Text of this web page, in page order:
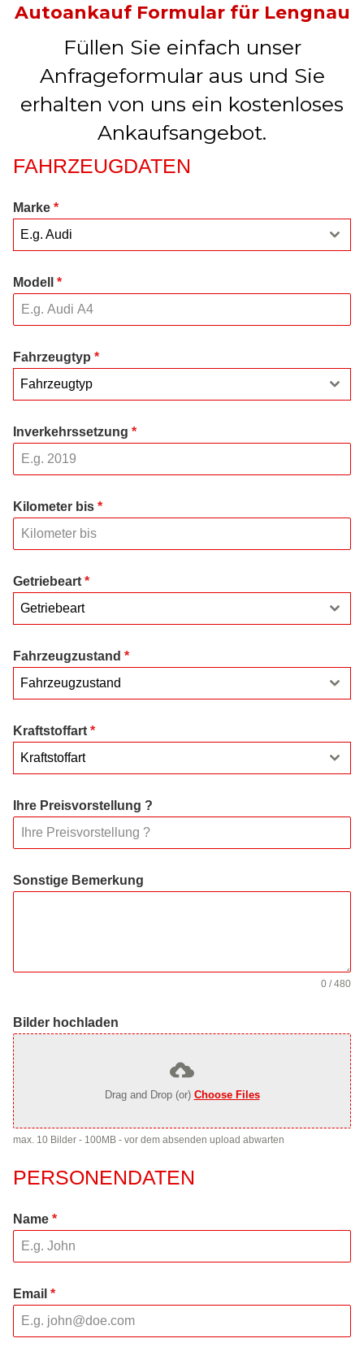
Autoankauf Formular für Lengnau
Füllen Sie einfach unser
Anfrageformular aus und Sie
erhalten von uns ein kostenloses
Ankaufsangebot.
FAHRZEUGDATEN
Marke *
E.g. Audi
Modell *
Fahrzeugtyp *
Fahrzeugtyp
Inverkehrssetzung *
Kilometer bis *
Getriebeart *
Getriebeart
Fahrzeugzustand *
Fahrzeugzustand
Kraftstoffart *
Kraftstoffart
Ihre Preisvorstellung ?
Sonstige Bemerkung
0 / 480
Bilder hochladen
Drag and Drop (or) Choose Files
max. 10 Bilder - 100MB - vor dem absenden upload abwarten
PERSONENDATEN
Name *
Email *